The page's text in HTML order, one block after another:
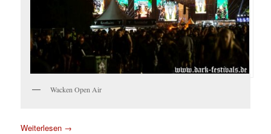
Wacken Open Air
Weiterlesen →